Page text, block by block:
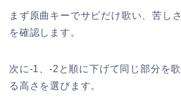
まず原曲キーでサビだけ歌い、苦し
を確認します。
次に-1、-2と順に下げて同じ部分を
る高さを選びます。